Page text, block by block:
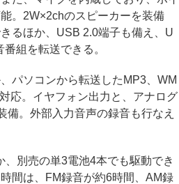
。2W×2chのスピーカーを装備
るほか、USB 2.0端子も備え、U
組を転送できる。
パソコンから転送したMP3、WM
応。イヤフォン出力と、アナログ
備。外部入力音声の録音も行なえ
別売の単3電池4本でも駆動でき
間は、FM録音が約6時間、AM録